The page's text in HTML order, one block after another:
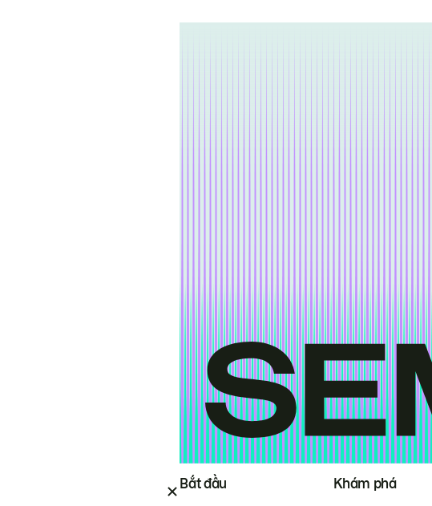
Bắt đầu Khám phá